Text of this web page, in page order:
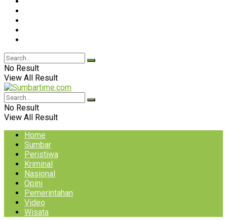
No Result
View All Result
No Result
View All Result
Home
Sumbar
Peristiwa
Kriminal
Nasional
Opini
Pemerintahan
Video
Wisata